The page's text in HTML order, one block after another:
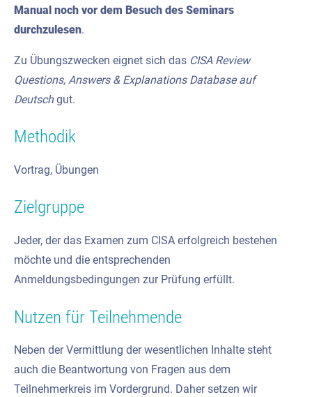
Manual noch vor dem Besuch des Seminars
durchzulesen.
Zu Übungszwecken eignet sich das CISA Review
Questions, Answers & Explanations Database auf
Deutsch gut.
Methodik
Vortrag, Übungen
Zielgruppe
Jeder, der das Examen zum CISA erfolgreich bestehen
möchte und die entsprechenden
Anmeldungsbedingungen zur Prüfung erfüllt.
Nutzen für Teilnehmende
Neben der Vermittlung der wesentlichen Inhalte steht
auch die Beantwortung von Fragen aus dem
Teilnehmerkreis im Vordergrund. Daher setzen wir